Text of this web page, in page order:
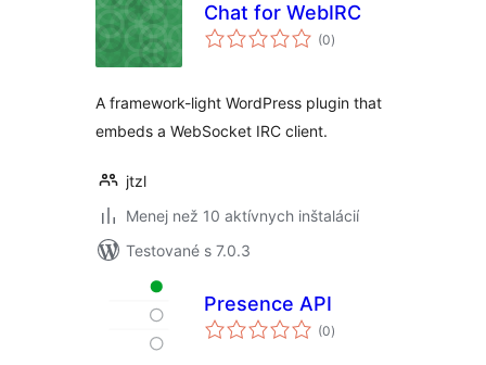
Chat for WebIRC
(0celkové
hodnotenie
)
A framework-light WordPress plugin that
embeds a WebSocket IRC client.
jtzl
Menej než 10 aktívnych inštalácií
Testované s 7.0.3
Presence API
(0celkové
hodnotenie
)